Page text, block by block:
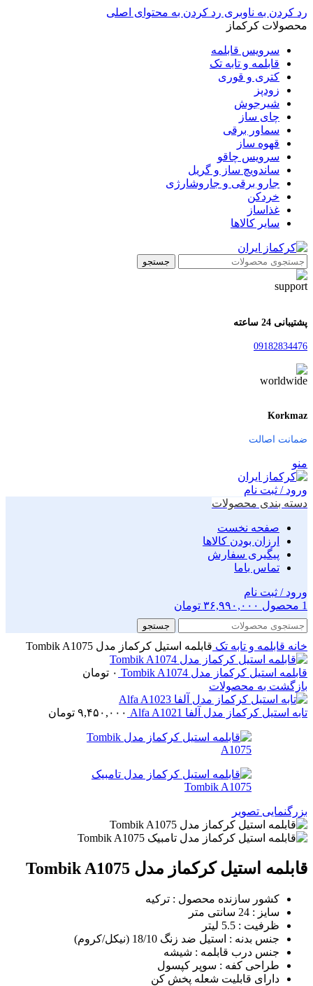
رد کردن به ناوبری رد کردن به محتوای اصلی
محصولات کرکماز
سرویس قابلمه
قابلمه و تابه تک
کتری و قوری
زودپز
شیرجوش
چای ساز
سماور برقی
قهوه ساز
سرویس چاقو
ساندویچ ساز و گریل
جارو برقی و جاروشارژی
خردکن
غذاساز
سایر کالاها
جستجو
پشتیبانی 24 ساعته
09182834476
Korkmaz
ضمانت اصالت
منو
ورود / ثبت نام
دسته بندی محصولات
صفحه نخست
ارزان بودن کالاها
پیگیری سفارش
تماس باما
ورود / ثبت نام
1 محصول ۳۶,۹۹۰,۰۰۰ تومان
جستجو
خانه قابلمه و تابه تک قابلمه استیل کرکماز مدل Tombik A1075
قابلمه استیل کرکماز مدل Tombik A1074 ۰ تومان
بازگشت به محصولات
تابه استیل کرکماز مدل آلفا Alfa A1021 ۹,۴۵۰,۰۰۰ تومان
بزرگنمایی تصویر
قابلمه استیل کرکماز مدل Tombik A1075
کشور سازنده محصول : ترکیه
سایز : 24 سانتی متر
ظرفیت : 5.5 لیتر
جنس بدنه : استیل ضد زنگ 18/10 (نیکل/کروم)
جنس درب قابلمه : شیشه
طراحی کفه : سوپر کپسول
دارای قابلیت شعله پخش کن